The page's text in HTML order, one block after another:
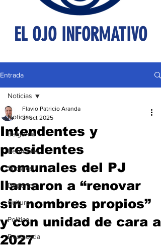
EL OJO INFORMATIVO
Entrada
Noticias
Baigorria
Bermúdez
Sociales
Deportes
Cultura
Política
Destacada
Noticias
Intendentes y
presidentes
comunales del PJ
llamaron a “renovar
sin nombres propios”
y con unidad de cara a
2027
Flavio Patricio Aranda
31 oct 2025